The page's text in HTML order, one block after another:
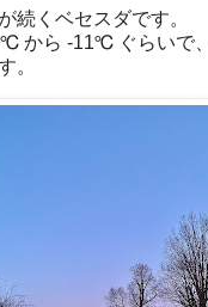
続くベセスダです。
から -11℃ ぐらいで
。